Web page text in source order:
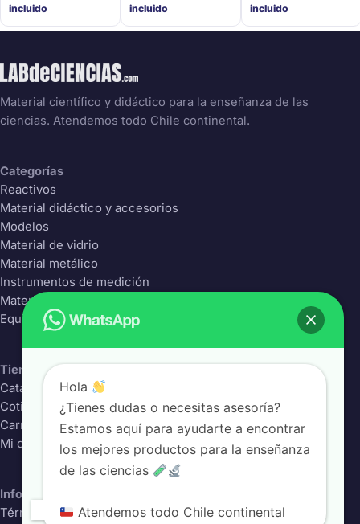
incluido
incluido
incluido
Material científico y didáctico para la enseñanza de las
ciencias. Atendemos todo Chile continental.
Categorías
Reactivos
Material didáctico y accesorios
Modelos
Material de vidrio
Material metálico
Instrumentos de medición
Material Plástico
Equipos de laboratorio
Tienda
Catálogo completo
Cotizador
Carrito
Mi cuenta
Información
Términos y condiciones
Hola
¿Tienes dudas o necesitas asesoría?
Estamos aquí para ayudarte a encontrar
los mejores productos para la enseñanza
de las ciencias
Atendemos todo Chile continental